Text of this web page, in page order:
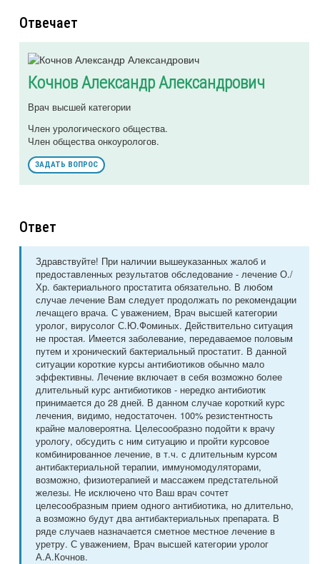
Отвечает
Кочнов Александр Александрович
Врач высшей категории
Член урологического общества.
Член общества онкоурологов.
ЗАДАТЬ ВОПРОС
Ответ
Здравствуйте! При наличии вышеуказанных жалоб и
предоставленных результатов обследование - лечение О./
Хр. бактериального простатита обязательно. В любом
случае лечение Вам следует продолжать по рекомендации
лечащего врача. С уважением, Врач высшей категории
уролог, вирусолог С.Ю.Фоминых. Действительно ситуация
не простая. Имеется заболевание, передаваемое половым
путем и хронический бактериальный простатит. В данной
ситуации короткие курсы антибиотиков обычно мало
эффективны. Лечение включает в себя возможно более
длительный курс антибиотиков - нередко антибиотик
принимается до 28 дней. В данном случае короткий курс
лечения, видимо, недостаточен. 100% резистентность
крайне маловероятна. Целесообразно подойти к врачу
урологу, обсудить с ним ситуацию и пройти курсовое
комбинированное лечение, в т.ч. с длительным курсом
антибактериальной терапии, иммуномодуляторами,
возможно, физиотерапией и массажем предстательной
железы. Не исключено что Ваш врач сочтет
целесообразным прием одного антибиотика, но длительно,
а возможно будут два антибактериальных препарата. В
ряде случаев назначается сметное местное лечение в
уретру. С уважением, Врач высшей категории уролог
А.А.Кочнов.